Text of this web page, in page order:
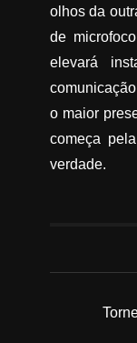
olhos da
de
elevará
o maior
começa
verdade.